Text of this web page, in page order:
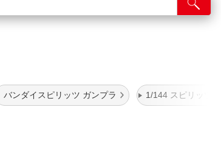
覧
バンダイスピリッツ ガンプラ 1/144 スピリッツ